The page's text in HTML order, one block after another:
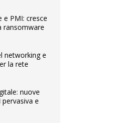
e PMI: cresce
ransomware
networking e
la rete
nuove
e